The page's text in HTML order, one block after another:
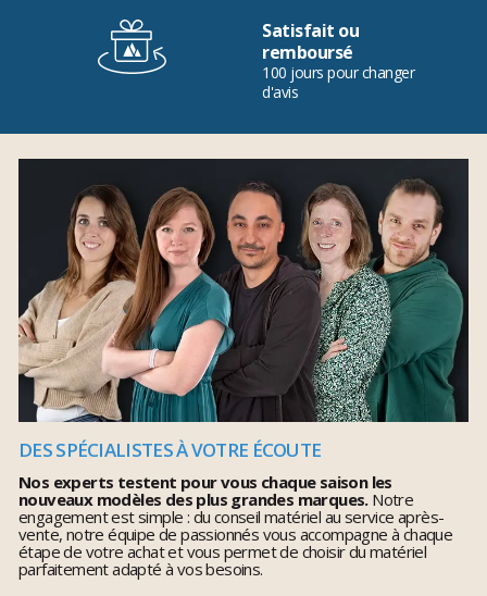
Satisfait ou
remboursé
100 jours pour changer
d'avis
DES SPÉCIALISTES À VOTRE ÉCOUTE
Nos experts testent pour vous chaque saison les
nouveaux modèles des plus grandes marques.Notre
engagement est simple : du conseil matériel au service après-
vente, notre équipe de passionnés vous accompagne à chaque
étape de votre achat et vous permet de choisir du matériel
parfaitement adapté à vos besoins.